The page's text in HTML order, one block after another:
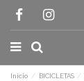
Inicio BICICLETAS